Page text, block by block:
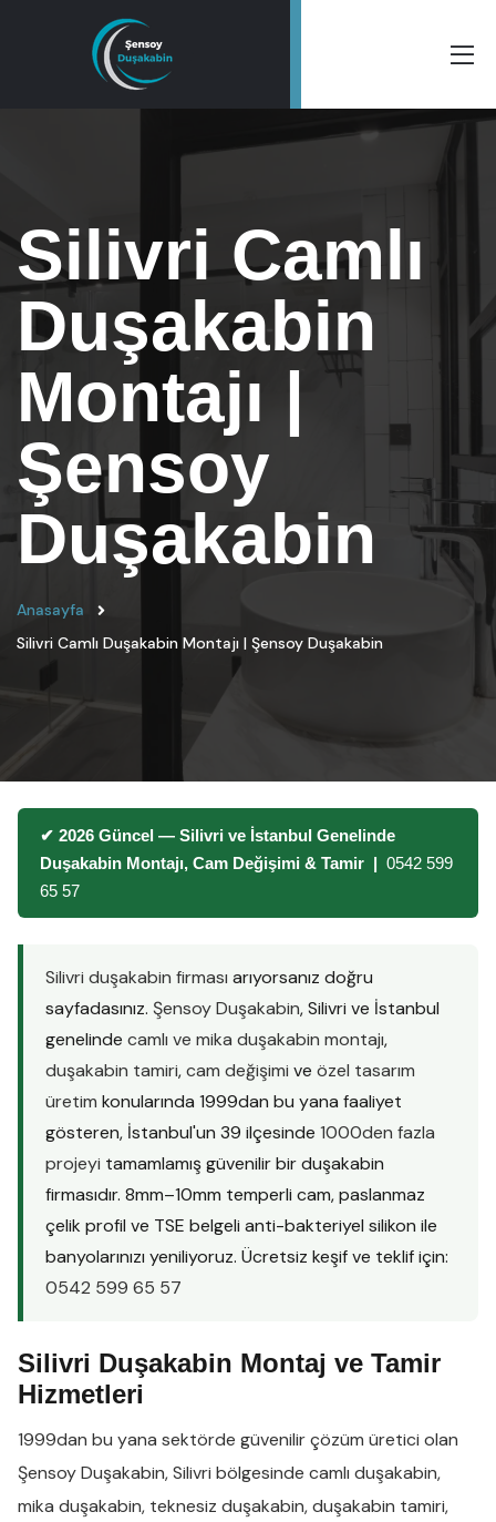
Silivri Camlı
Duşakabin
Montajı |
Şensoy
Duşakabin
Anasayfa
Silivri Camlı Duşakabin Montajı | Şensoy Duşakabin
✔ 2026 Güncel — Silivri ve İstanbul Genelinde
Duşakabin Montajı, Cam Değişimi & Tamir | 0542 599
65 57
Silivri duşakabin firması arıyorsanız doğru
sayfadasınız. Şensoy Duşakabin, Silivri ve İstanbul
genelinde camlı ve mika duşakabin montajı,
duşakabin tamiri,cam değişimi ve özel tasarım
üretim konularında 1999dan bu yana faaliyet
gösteren, İstanbul'un 39 ilçesinde 1000den fazla
projeyi tamamlamış güvenilir bir duşakabin
firmasıdır. 8mm–10mm temperli cam, paslanmaz
çelik profil ve TSE belgeli anti-bakteriyel silikon ile
banyolarınızı yeniliyoruz. Ücretsiz keşif ve teklif için:
0542 599 65 57
Silivri Duşakabin Montaj ve Tamir
Hizmetleri
1999dan bu yana sektörde güvenilir çözüm üretici olan
Şensoy Duşakabin,Silivri bölgesinde camlı duşakabin,
mika duşakabin, teknesiz duşakabin,duşakabin tamiri,